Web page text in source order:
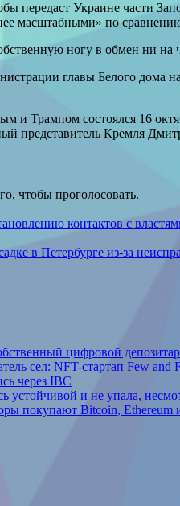
передаст Украине части
масштабными» по
ногу в обмен ни
главы Белого дома
и Трампом состоялся 16
представитель Кремля
чтобы проголосовать.
контактов с
в Петербурге из-за
цифровой
сел: NFT-стартап Few
через IBC
устойчивой и не упала,
покупают Bitcoin,